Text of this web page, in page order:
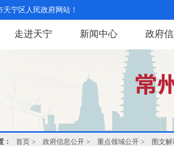
宁区人民政府网站！
走进天宁 新闻中心 政府
： 首页 > 政府信息公开 > 重点领域公开 > 图文解